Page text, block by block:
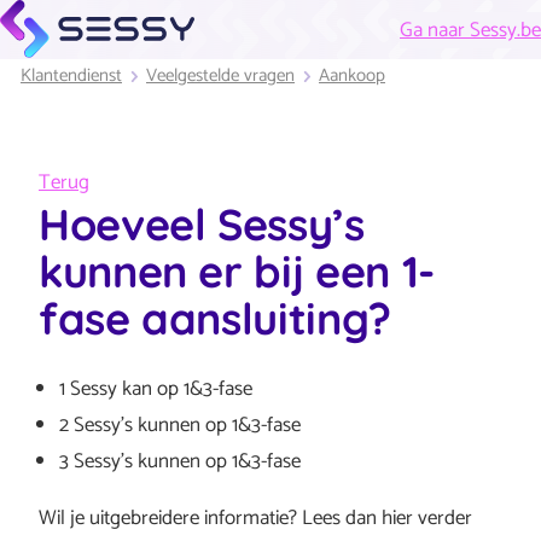
Ga naar Sessy.be
Klantendienst Veelgestelde vragen Aankoop
Terug
Hoeveel Sessy’s
kunnen er bij een 1-
fase aansluiting?
1 Sessy kan op 1&3-fase
2 Sessy’s kunnen op 1&3-fase
3 Sessy’s kunnen op 1&3-fase
Wil je uitgebreidere informatie? Lees dan hier verder